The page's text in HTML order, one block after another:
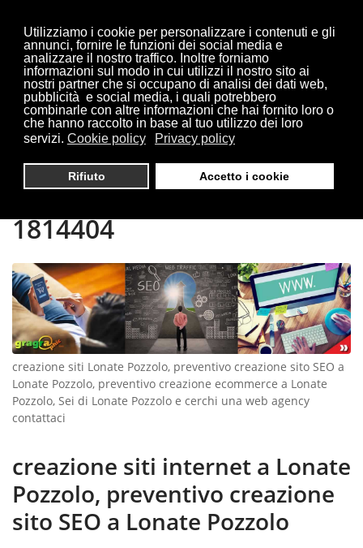
Utilizziamo i cookie per personalizzare i contenuti e gli
annunci, fornire le funzioni dei social media e
analizzare il nostro traffico. Inoltre forniamo
informazioni sul modo in cui utilizzi il nostro sito ai
nostri partner che si occupano di analisi dei dati web,
pubblicità e social media, i quali potrebbero
combinarle con altre informazioni che hai fornito loro o
che hanno raccolto in base al tuo utilizzo dei loro
servizi. Cookie policy Privacy policy
Rifiuto Accetto i cookie
Sei qui:Home Lonate Pozzolo
CREAZIONE SITI LONATE
POZZOLO | TEL. 0321
1814404
creazione siti Lonate Pozzolo, preventivo creazione sito SEO a
Lonate Pozzolo, preventivo creazione ecommerce a Lonate
Pozzolo, Sei di Lonate Pozzolo e cerchi una web agency
contattaci
creazione siti internet a Lonate
Pozzolo, preventivo creazione
sito SEO a Lonate Pozzolo